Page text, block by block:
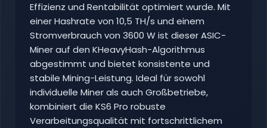
Effizienz und Rentabilität optimiert wurde. Mit
einer Hashrate von 10,5 TH/s und einem
Stromverbrauch von 3600 W ist dieser ASIC-
Miner auf den KHeavyHash-Algorithmus
abgestimmt und bietet konsistente und
stabile Mining-Leistung. Ideal für sowohl
individuelle Miner als auch Großbetriebe,
kombiniert die KS6 Pro robuste
Verarbeitungsqualität mit fortschrittlichem